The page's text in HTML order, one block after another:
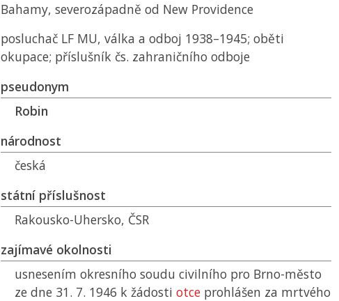
Bahamy, severozápadně od New Providence
posluchač LF MU, válka a odboj 1938–1945; oběti
okupace; příslušník čs. zahraničního odboje
pseudonym
Robin
národnost
česká
státní příslušnost
Rakousko-Uhersko, ČSR
zajímavé okolnosti
usnesením okresního soudu civilního pro Brno-město
ze dne 31. 7. 1946 k žádosti otce prohlášen za mrtvého